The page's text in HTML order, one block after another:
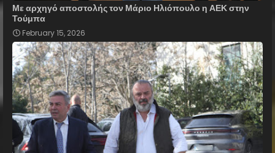
Με αρχηγό αποστολής τον Μάριο Ηλιόπουλο η ΑΕΚ στην
Τούμπα
February 15, 2026